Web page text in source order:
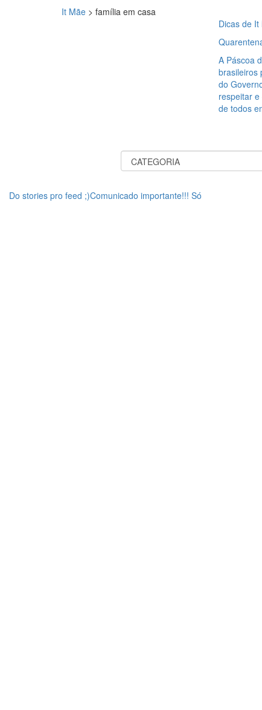
It Mãe > família em casa
Dicas de It
A Páscoa
brasileiros
do
respeitar
de todos
Do stories pro feed ;)Comunicado importante!!! Só